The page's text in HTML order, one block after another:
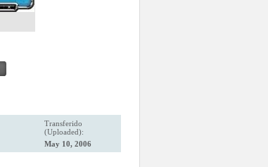
Transferido
(Uploaded):
May 10, 2006